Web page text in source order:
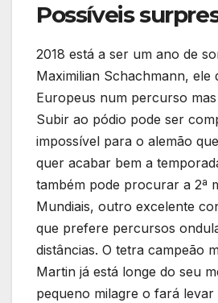
Possíveis
2018 está a ser um ano de
Maximilian Schachmann, ele
Europeus num percurso
Subir ao pódio pode ser
impossível para o alemão
quer acabar bem a
também pode procurar a 2ª
Mundiais, outro excelente
que prefere percursos
distâncias. O tetra campeão
Martin já está longe do seu
pequeno milagre o fará levar